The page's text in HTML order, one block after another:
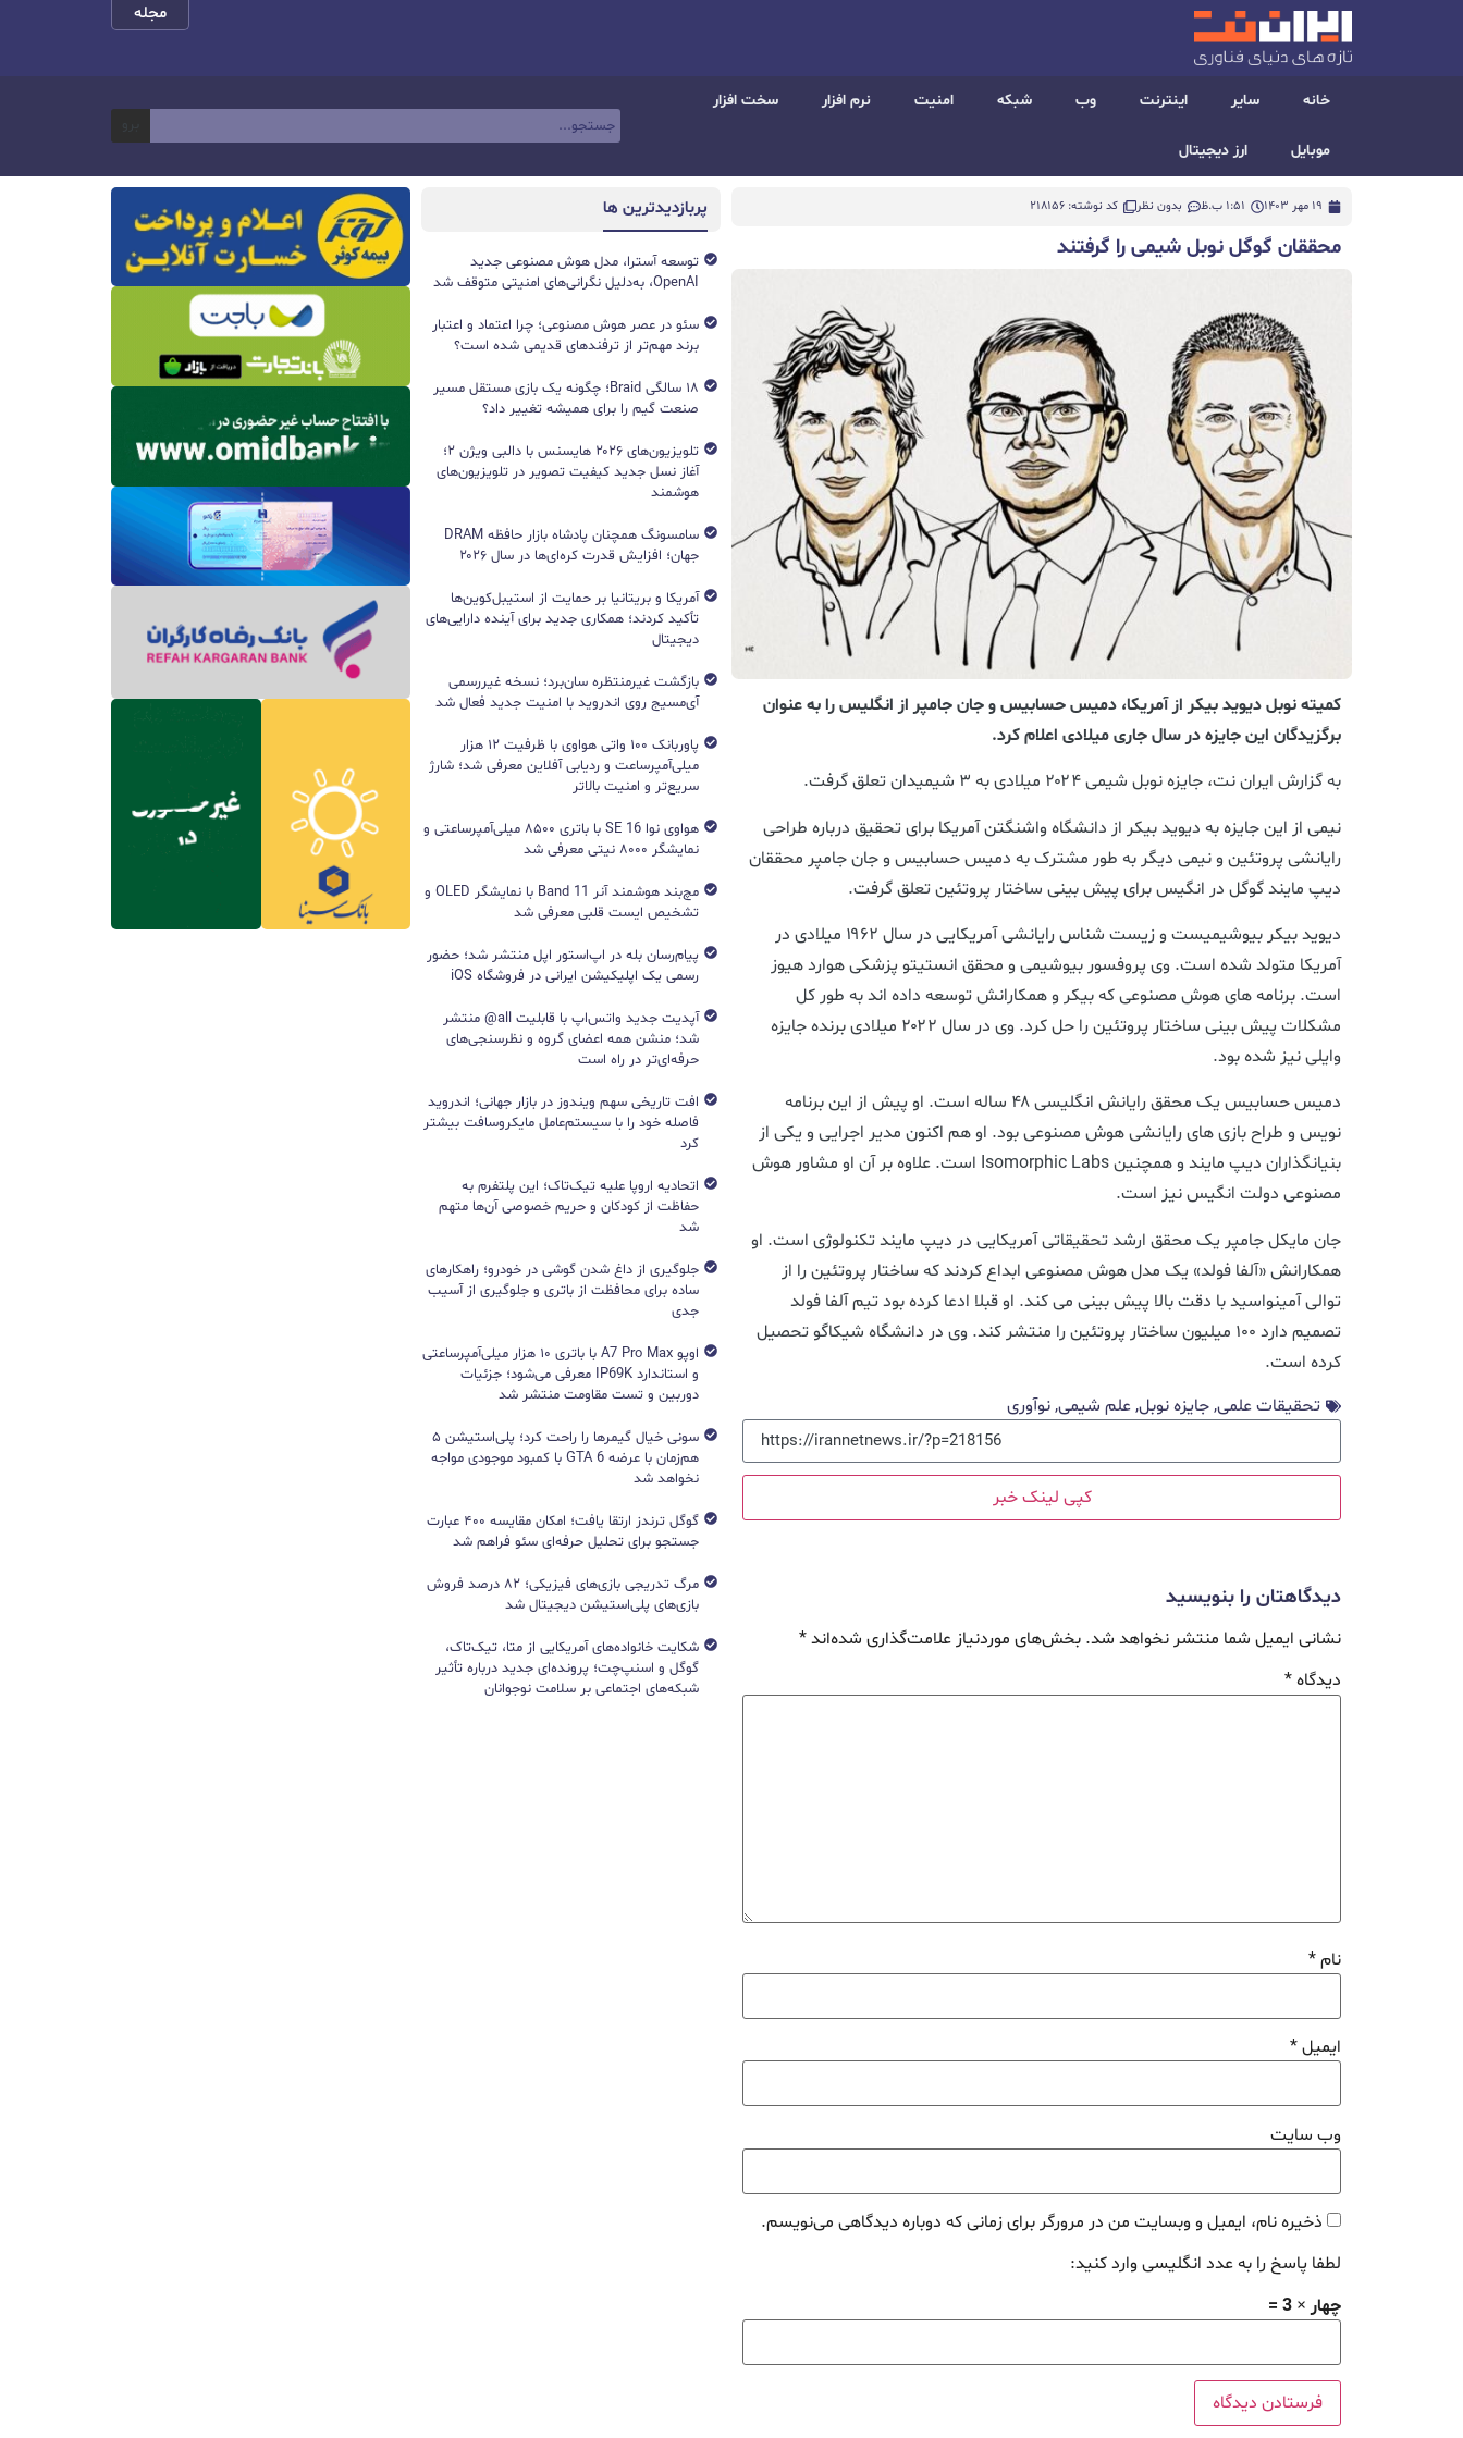
مجله
خانه سایر اینترنت وب شبکه امنیت نرم افزار سخت افزار
موبایل ارز دیجیتال
19 مهر 1403 1:51 ب.ظ بدون نظر کد نوشته: 218156
محققان گوگل نوبل شیمی را گرفتند
کمیته نوبل دیوید بیکر از آمریکا، دمیس حسابیس و جان جامپر از انگلیس را به عنوان
برگزیدگان این جایزه در سال جاری میلادی اعلام کرد.
به گزارش ایران نت، جایزه نوبل شیمی ۲۰۲۴ میلادی به ۳ شیمیدان تعلق گرفت.
نیمی از این جایزه به دیوید بیکر از دانشگاه واشنگتن آمریکا برای تحقیق درباره طراحی
رایانشی پروتئین و نیمی دیگر به طور مشترک به دمیس حسابیس و جان جامپر محققان
دیپ مایند گوگل در انگیس برای پیش بینی ساختار پروتئین تعلق گرفت.
دیوید بیکر بیوشیمیست و زیست شناس رایانشی آمریکایی در سال ۱۹۶۲ میلادی در
آمریکا متولد شده است. وی پروفسور بیوشیمی و محقق انستیتو پزشکی هوارد هیوز
است. برنامه های هوش مصنوعی که بیکر و همکارانش توسعه داده اند به طور کل
مشکلات پیش بینی ساختار پروتئین را حل کرد. وی در سال ۲۰۲۲ میلادی برنده جایزه
وایلی نیز شده بود.
دمیس حسابیس یک محقق رایانش انگلیسی ۴۸ ساله است. او پیش از این برنامه
نویس و طراح بازی های رایانشی هوش مصنوعی بود. او هم اکنون مدیر اجرایی و یکی از
بنیانگذاران دیپ مایند و همچنین Isomorphic Labs است. علاوه بر آن او مشاور هوش
مصنوعی دولت انگیس نیز است.
جان مایکل جامپر یک محقق ارشد تحقیقاتی آمریکایی در دیپ مایند تکنولوژی است. او
همکارانش «آلفا فولد» یک مدل هوش مصنوعی ابداع کردند که ساختار پروتئین را از
توالی آمینواسید با دقت بالا پیش بینی می کند. او قبلا ادعا کرده بود تیم آلفا فولد
تصمیم دارد ۱۰۰ میلیون ساختار پروتئین را منتشر کند. وی در دانشگاه شیکاگو تحصیل
کرده است.
تحقیقات علمی,جایزه نوبل,علم شیمی,نوآوری
کپی لینک خبر
دیدگاهتان را بنویسید
نشانی ایمیل شما منتشر نخواهد شد. بخش‌های موردنیاز علامت‌گذاری شده‌اند*
دیدگاه*
نام*
ایمیل*
وب‌ سایت
ذخیره نام، ایمیل و وبسایت من در مرورگر برای زمانی که دوباره دیدگاهی می‌نویسم.
لطفا پاسخ را به عدد انگلیسی وارد کنید:
چهار × 3 =
پربازدیدترین ها
توسعه آسترا، مدل هوش مصنوعی جدید
OpenAI، به‌دلیل نگرانی‌های امنیتی متوقف شد
سئو در عصر هوش مصنوعی؛ چرا اعتماد و اعتبار
برند مهم‌تر از ترفندهای قدیمی شده است؟
۱۸ سالگی Braid؛ چگونه یک بازی مستقل مسیر
صنعت گیم را برای همیشه تغییر داد؟
تلویزیون‌های ۲۰۲۶ هایسنس با دالبی ویژن ۲؛
آغاز نسل جدید کیفیت تصویر در تلویزیون‌های
هوشمند
سامسونگ همچنان پادشاه بازار حافظه DRAM
جهان؛ افزایش قدرت کره‌ای‌ها در سال ۲۰۲۶
آمریکا و بریتانیا بر حمایت از استیبل‌کوین‌ها
تأکید کردند؛ همکاری جدید برای آینده دارایی‌های
دیجیتال
بازگشت غیرمنتظره سان‌برد؛ نسخه غیررسمی
آی‌مسیج روی اندروید با امنیت جدید فعال شد
پاوربانک ۱۰۰ واتی هواوی با ظرفیت ۱۲ هزار
میلی‌آمپرساعت و ردیابی آفلاین معرفی شد؛ شارژ
سریع‌تر و امنیت بالاتر
هواوی نوا 16 SE با باتری ۸۵۰۰ میلی‌آمپرساعتی و
نمایشگر ۸۰۰۰ نیتی معرفی شد
مچ‌بند هوشمند آنر Band 11 با نمایشگر OLED و
تشخیص ایست قلبی معرفی شد
پیام‌رسان بله در اپ‌استور اپل منتشر شد؛ حضور
رسمی یک اپلیکیشن ایرانی در فروشگاه iOS
آپدیت جدید واتس‌اپ با قابلیت all@ منتشر
شد؛ منشن همه اعضای گروه و نظرسنجی‌های
حرفه‌ای‌تر در راه است
افت تاریخی سهم ویندوز در بازار جهانی؛ اندروید
فاصله خود را با سیستم‌عامل مایکروسافت بیشتر
کرد
اتحادیه اروپا علیه تیک‌تاک؛ این پلتفرم به
حفاظت از کودکان و حریم خصوصی آن‌ها متهم
شد
جلوگیری از داغ شدن گوشی در خودرو؛ راهکارهای
ساده برای محافظت از باتری و جلوگیری از آسیب
جدی
اوپو A7 Pro Max با باتری ۱۰ هزار میلی‌آمپرساعتی
و استاندارد IP69K معرفی می‌شود؛ جزئیات
دوربین و تست مقاومت منتشر شد
سونی خیال گیمرها را راحت کرد؛ پلی‌استیشن ۵
هم‌زمان با عرضه GTA 6 با کمبود موجودی مواجه
نخواهد شد
گوگل ترندز ارتقا یافت؛ امکان مقایسه ۴۰۰ عبارت
جستجو برای تحلیل حرفه‌ای سئو فراهم شد
مرگ تدریجی بازی‌های فیزیکی؛ ۸۲ درصد فروش
بازی‌های پلی‌استیشن دیجیتال شد
شکایت خانواده‌های آمریکایی از متا، تیک‌تاک،
گوگل و اسنپ‌چت؛ پرونده‌ای جدید درباره تأثیر
شبکه‌های اجتماعی بر سلامت نوجوانان